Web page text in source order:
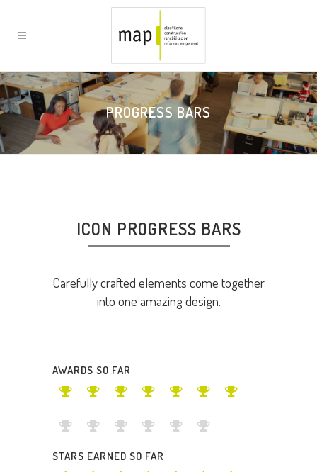
PROGRESS BARS
ICON PROGRESS BARS
Carefully crafted elements come together
into one amazing design.
AWARDS SO FAR
STARS EARNED SO FAR